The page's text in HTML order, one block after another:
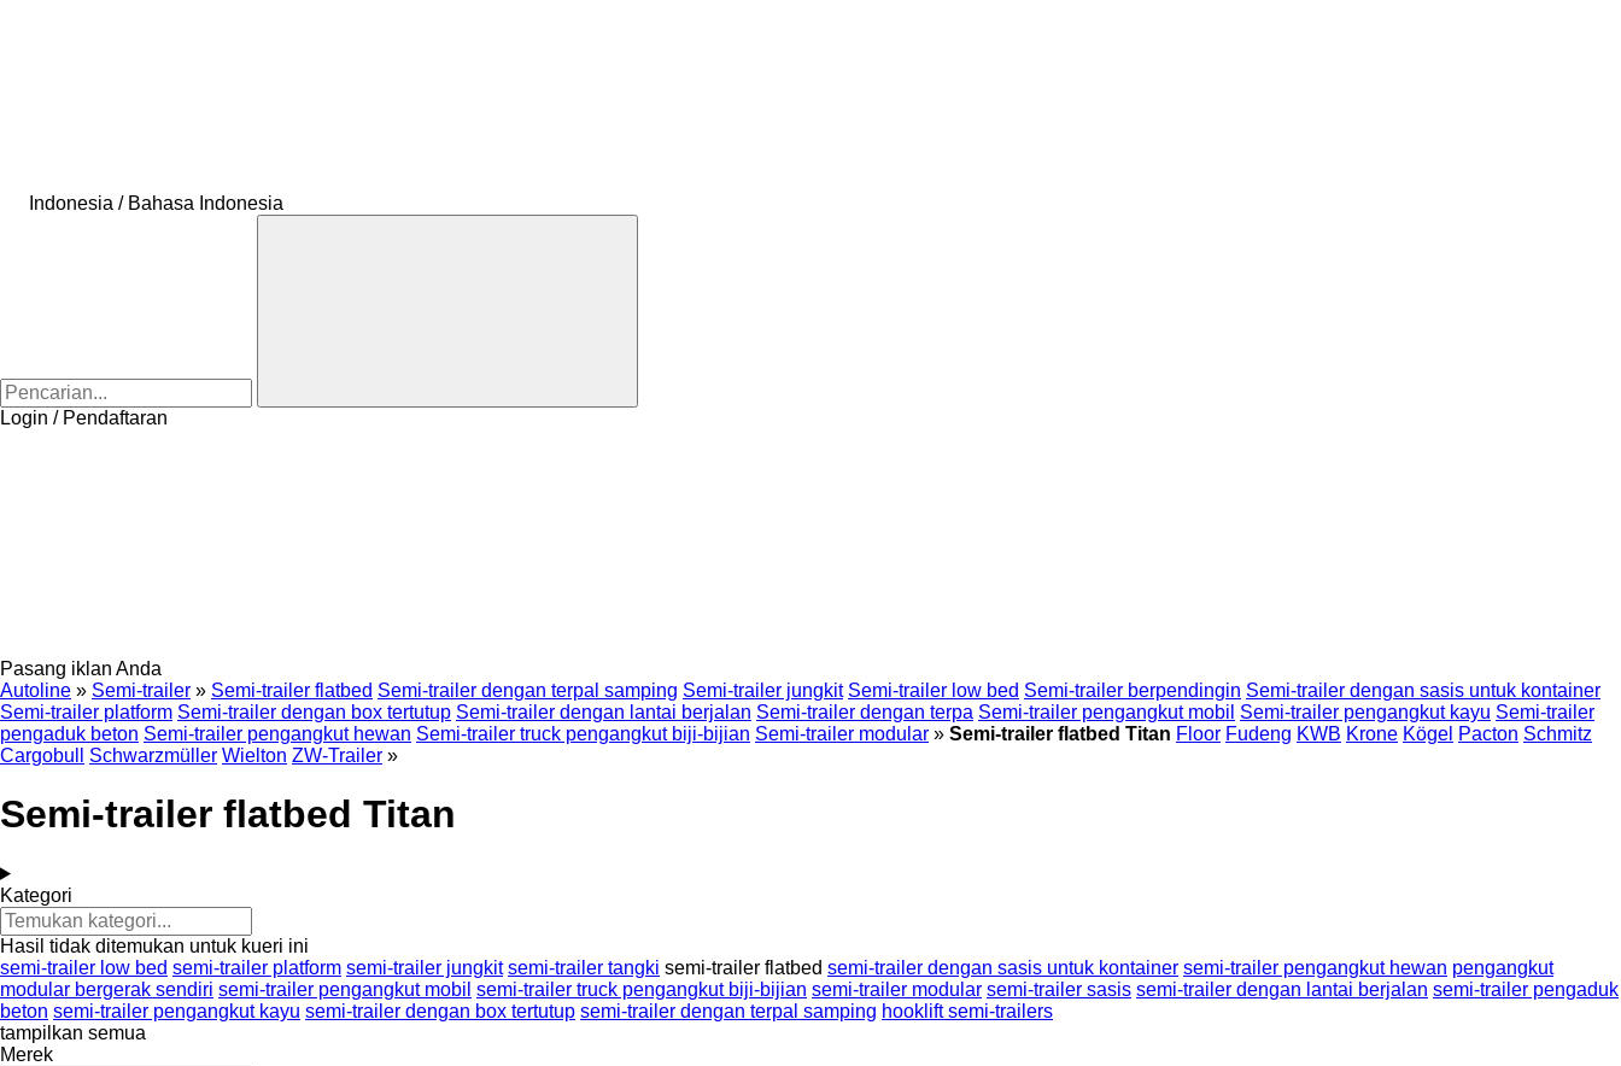
Indonesia / Bahasa Indonesia
Login / Pendaftaran
Pasang iklan Anda
Autoline » Semi-trailer » Semi-trailer flatbed Semi-trailer dengan terpal samping Semi-trailer jungkit Semi-trailer low bed Semi-trailer berpendingin Semi-trailer dengan sasis untuk kontainer
Semi-trailer platform Semi-trailer dengan box tertutup Semi-trailer dengan lantai berjalan Semi-trailer dengan terpa Semi-trailer pengangkut mobil Semi-trailer pengangkut kayu Semi-trailer
pengaduk beton Semi-trailer pengangkut hewan Semi-trailer truck pengangkut biji-bijian Semi-trailer modular » Semi-trailer flatbed Titan Floor Fudeng KWB Krone Kögel Pacton Schmitz
Cargobull
Schwarzmüller Wielton ZW-Trailer »
Semi-trailer flatbed Titan
Kategori
Hasil tidak ditemukan untuk kueri ini
semi-trailer low bed semi-trailer platform semi-trailer jungkit semi-trailer tangki semi-trailer flatbed semi-trailer dengan sasis untuk kontainer semi-trailer pengangkut hewan pengangkut
modular bergerak sendiri semi-trailer pengangkut mobil semi-trailer truck pengangkut biji-bijian semi-trailer modular semi-trailer sasis semi-trailer dengan lantai berjalan semi-trailer pengaduk
beton semi-trailer pengangkut kayu semi-trailer dengan box tertutup semi-trailer dengan terpal samping hooklift semi-trailers
tampilkan semua
Merek